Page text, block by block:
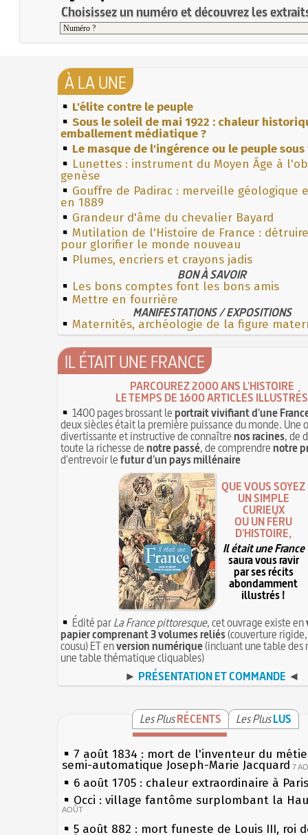
Choisissez un numéro et découvrez les
À LA UNE
L'élite contre le peuple
Sous le soleil de mai 1922 : chaleur
emballement médiatique ?
Le masque de l'ingérence ou le peuple
Lunettes : instrument du Moyen Âge à
genèse
Gouffre de Padirac : merveille géologique
en 1889
Grandeur d'âme du chevalier Bayard
Mutilation de l'Histoire de France :
pour glorifier le monde nouveau
Plumes, encriers et crayons jadis
BON À SAVOIR
Les bons comptes font les bons amis
Mettre en fourrière
MANIFESTATIONS / EXPOSITIONS
Maternités, archéologie de la figure
IL ÉTAIT UNE FRANCE
PARCOUREZ 2000 ANS L'HISTOIRE
LE TEMPS DE 1600 ARTICLES ILLUSTRÉS
1400 pages brossant leportrait vivifiant d'une
deux siècles était la première puissance du monde. Une
divertissante et instructive de connaîtrenos racines, de
toute la richesse denotre passé, de comprendrenotre
d'entrevoir lefutur d'un pays millénaire
QUE VOUS SOYEZ
UN SIMPLE
CURIEUX
OU UN FÉRU
D'HISTOIRE,
Il était une France
saura vous ravir
par ses récits
abondamment
illustrés !
Édité parLa France pittoresque, cet ouvrage existe en
papier comprenant 3 volumes reliés(couverture
cousu) ET enversion numérique(incluant une table des
une table thématique cliquables)
► PRÉSENTATION ET COMMANDE ◄
Les PlusRÉCENTS Les PlusLUS
7 août 1834 : mort de l'inventeur du
semi-automatique Joseph-Marie Jacquard 7
6 août 1705 : chaleur extraordinaire à Paris
Occi : village fantôme surplombant la
AOÛT
5 août 882 : mort funeste de Louis III, roi